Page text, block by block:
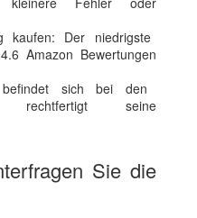
kaufen: Der niedrigste
Amazon Bewertungen
sich bei den
rechtfertigt seine
Sie die